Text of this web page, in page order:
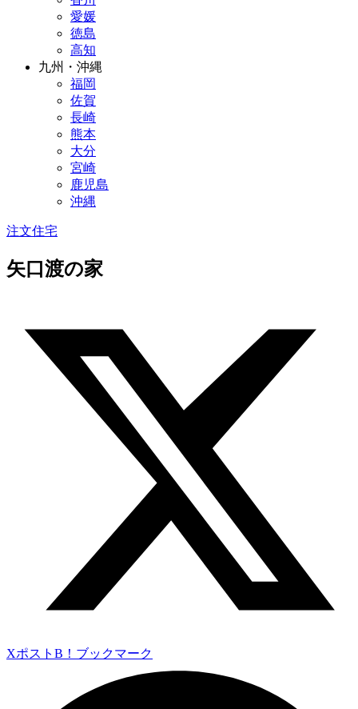
愛媛
徳島
高知
九州・沖縄
福岡
佐賀
長崎
熊本
大分
宮崎
鹿児島
沖縄
注文住宅
矢口渡の家
Xポスト B！ブックマーク